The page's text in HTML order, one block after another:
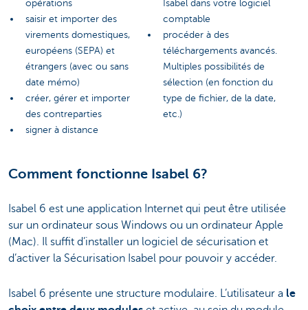
opérations
saisir et importer des
virements domestiques,
européens (SEPA) et
étrangers (avec ou sans
date mémo)
créer, gérer et importer
des contreparties
signer à distance
Isabel dans votre logiciel
comptable
procéder à des
téléchargements avancés.
Multiples possibilités de
sélection (en fonction du
type de fichier, de la date,
etc.)
Comment fonctionne Isabel 6?
Isabel 6 est une application Internet qui peut être utilisée
sur un ordinateur sous Windows ou un ordinateur Apple
(Mac). Il suffit d’installer un logiciel de sécurisation et
d’activer la Sécurisation Isabel pour pouvoir y accéder.
Isabel 6 présente une structure modulaire. L’utilisateur a le